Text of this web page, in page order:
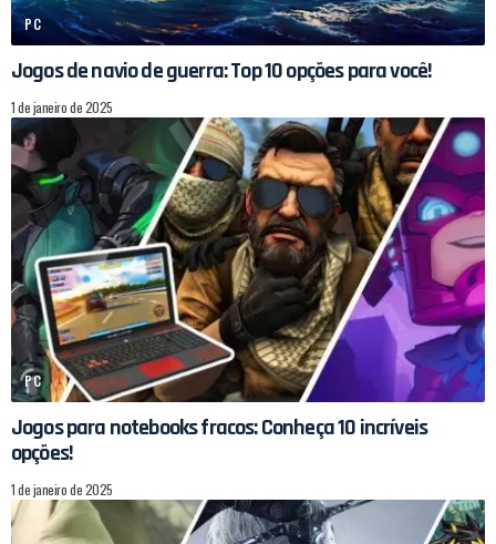
PC
Jogos de navio de guerra: Top 10 opções para você!
1 de janeiro de 2025
PC
Jogos para notebooks fracos: Conheça 10 incríveis
opções!
1 de janeiro de 2025